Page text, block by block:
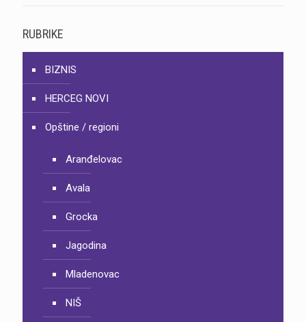
RUBRIKE
BIZNIS
HERCEG NOVI
Opštine / regioni
Aranđelovac
Avala
Grocka
Jagodina
Mladenovac
NIŠ